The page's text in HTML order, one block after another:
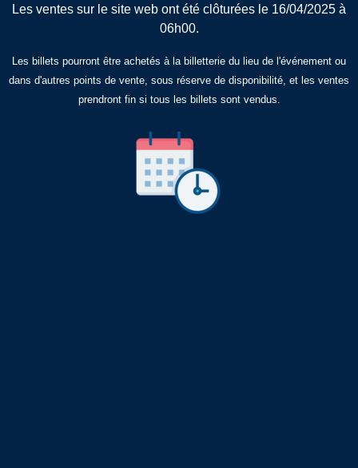
Les ventes sur le site web ont été clôturées le 16/04/2025 à
06h00.
Les billets pourront être achetés à la billetterie du lieu de l'événement ou
dans d'autres points de vente, sous réserve de disponibilité, et les ventes
prendront fin si tous les billets sont vendus.